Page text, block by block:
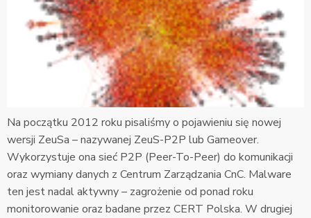
Na początku 2012 roku pisaliśmy o pojawieniu się nowej
wersji ZeuSa – nazywanej ZeuS-P2P lub Gameover.
Wykorzystuje ona sieć P2P (Peer-To-Peer) do komunikacji
oraz wymiany danych z Centrum Zarządzania CnC. Malware
ten jest nadal aktywny – zagrożenie od ponad roku
monitorowanie oraz badane przez CERT Polska. W drugiej